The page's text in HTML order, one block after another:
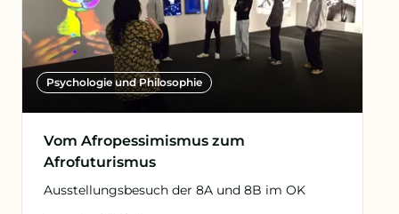
Psychologie und Philosophie
Vom Afropessimismus zum
Afrofuturismus
Ausstellungsbesuch der 8A und 8B im OK